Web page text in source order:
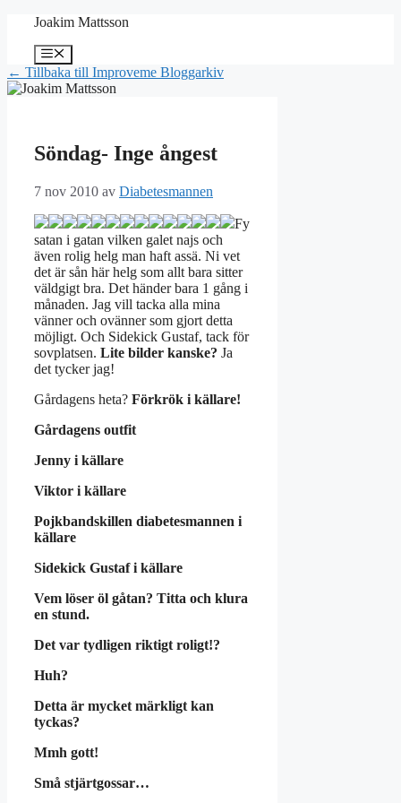
Hoppa
innehåll
Joakim Mattsson
Meny
← Tillbaka till Improveme Bloggarkiv
Söndag- Inge ångest
7 nov 2010 av Diabetesmannen
Fy
satan i gatan vilken galet najs och
även rolig helg man haft assä. Ni vet
det är sån här helg som allt bara sitter
väldgigt bra. Det händer bara 1 gång i
månaden. Jag vill tacka alla mina
vänner och ovänner som gjort detta
möjligt. Och Sidekick Gustaf, tack för
sovplatsen. Lite bilder kanske? Ja
det tycker jag!
Gårdagens heta? Förkrök i källare!
Gårdagens outfit
Jenny i källare
Viktor i källare
Pojkbandskillen diabetesmannen i
källare
Sidekick Gustaf i källare
Vem löser öl gåtan? Titta och klura
en stund.
Det var tydligen riktigt roligt!?
Huh?
Detta är mycket märkligt kan
tyckas?
Mmh gott!
Små stjärtgossar…